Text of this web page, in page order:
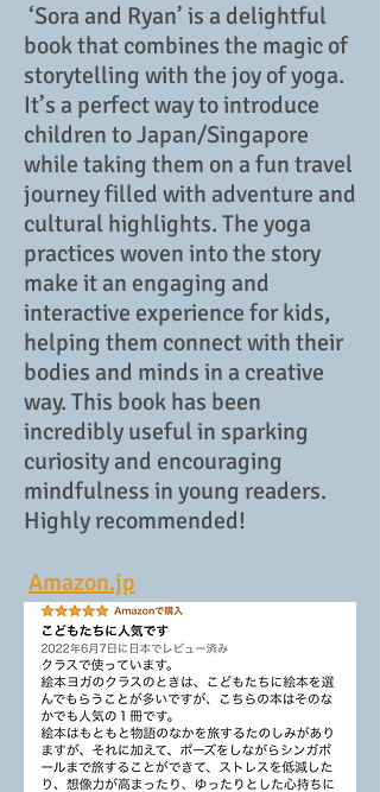
‘Sora and Ryan’ is a delightful
book that combines the magic of
storytelling with the joy of yoga.
It’s a perfect way to introduce
children to Japan/Singapore
while taking them on a fun travel
journey filled with adventure and
cultural highlights. The yoga
practices woven into the story
make it an engaging and
interactive experience for kids,
helping them connect with their
bodies and minds in a creative
way. This book has been
incredibly useful in sparking
curiosity and encouraging
mindfulness in young readers.
Highly recommended!
Amazon.jp